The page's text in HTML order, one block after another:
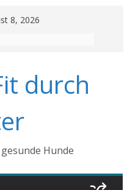
8, 2026
durch
Hunde